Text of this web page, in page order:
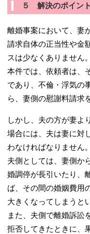
５ 解決のポイント
離婚事案において、妻
請求自体の正当性や金
スは少なくありません。
本件では、依頼者は、
であり、不倫・浮気の
ら、妻側の慰謝料請求
しかし、夫の方が妻よ
場合には、夫は妻に対
わなければなりません。
夫側としては、妻側か
婚調停が長引いたり、
ば、その間の婚姻費用
大きくなってしまうと
また、夫側で離婚訴訟
拒否してきたときに、